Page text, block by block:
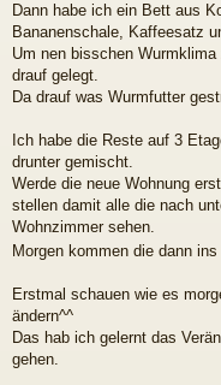
Dann habe ich ein Bett aus
Bananenschale, Kaffeesatz
Um nen bisschen
drauf gelegt.
Da drauf was Wurmfutter
Ich habe die Reste auf 3
drunter gemischt.
Werde die neue Wohnung
stellen damit alle die nach
Wohnzimmer sehen.
Morgen kommen die dann
Erstmal schauen wie es
ändern^^
Das hab ich gelernt das
gehen.